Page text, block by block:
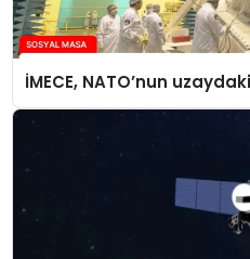
İMECE, NATO’nun